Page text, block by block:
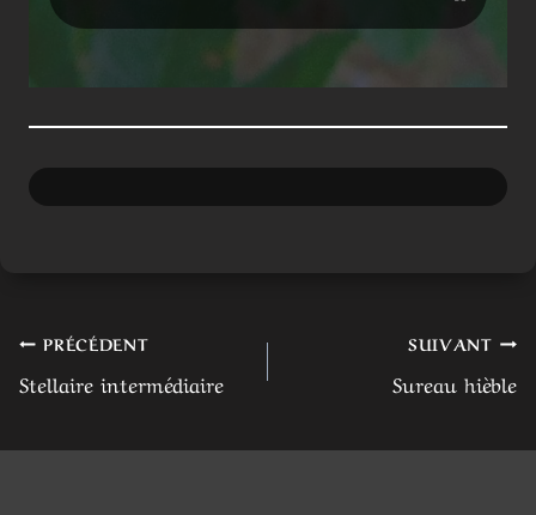
l’article
Publications similaires
Hyoséride
Potentille